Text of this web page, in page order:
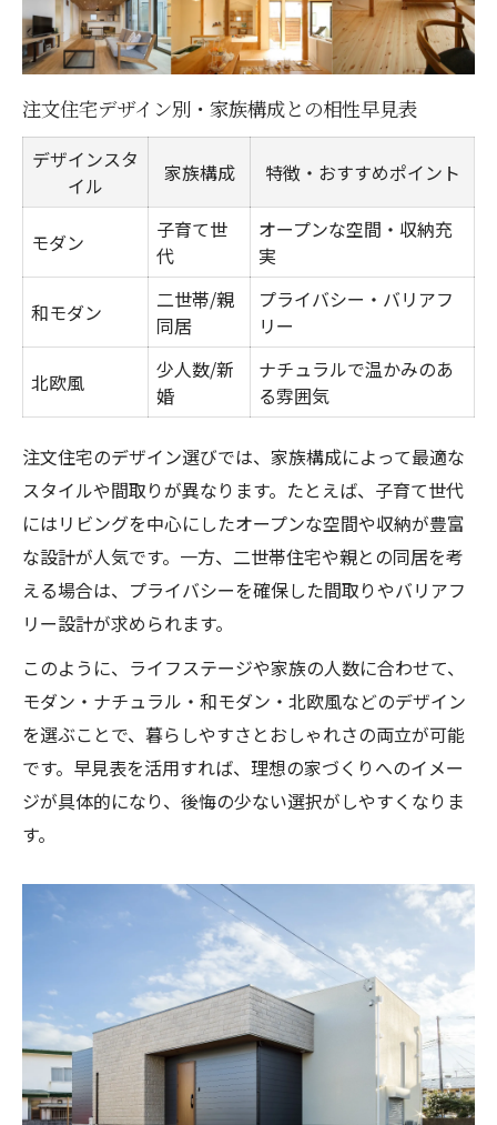
内装デザインを自分で工夫する方法
注文住宅で後悔しない間取りの工夫
注文住宅デザインを可視化するメリット
シミュレーションで分かる間取りの違い
自分で家デザインを試すためのツール活用
家族の希望を反映するシミュレーション術
デザイン決めで後悔しないための工夫とは
注文住宅デザイン決定プロセス比較表
後悔しないための優先順位の付け方
注文住宅デザインでよくある失敗例と対策
工務店やハウスメーカーとの打ち合わせ術
自分らしい注文住宅を叶える実践ポイント
注文住宅デザイン実践アイデア集
暮らしに合わせた注文住宅の工夫
おしゃれな家づくりのためのヒント
注文住宅で叶える家族の理想空間
デザインに個性をプラスする工夫
素材やカラーで差がつく家デザインの秘訣
注文住宅素材・カラー組み合わせ表
注文住宅デザインに活きる素材選定術
アクセントカラー活用で魅せる内装
内装素材の選び方と失敗しない工夫
注文住宅デザイン別・家族構成との相性早見表
デザインスタ
イル
家族構成 特徴・おすすめポイント
モダン
子育て世
代
オープンな空間・収納充
実
和モダン
二世帯/親
同居
プライバシー・バリアフ
リー
北欧風
少人数/新
婚
ナチュラルで温かみのあ
る雰囲気
注文住宅のデザイン選びでは、家族構成によって最適な
スタイルや間取りが異なります。たとえば、子育て世代
にはリビングを中心にしたオープンな空間や収納が豊富
な設計が人気です。一方、二世帯住宅や親との同居を考
える場合は、プライバシーを確保した間取りやバリアフ
リー設計が求められます。
このように、ライフステージや家族の人数に合わせて、
モダン・ナチュラル・和モダン・北欧風などのデザイン
を選ぶことで、暮らしやすさとおしゃれさの両立が可能
です。早見表を活用すれば、理想の家づくりへのイメー
ジが具体的になり、後悔の少ない選択がしやすくなりま
す。